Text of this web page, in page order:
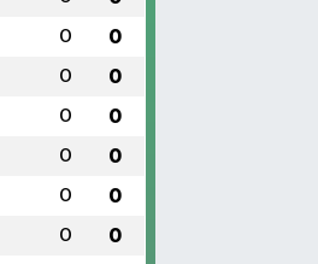
0 0
0 0
0 0
0 0
0 0
0 0